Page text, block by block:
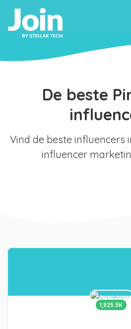
De beste
Vind de beste influencers
influencer
1,925.5K